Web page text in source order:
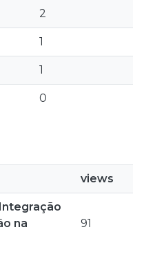
2
1
1
0
views
na
91